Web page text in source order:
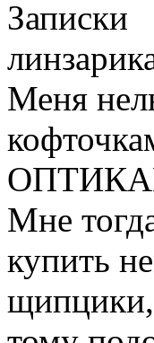
Меня
ОПТИКАМ
Мне
купить
щипцики,